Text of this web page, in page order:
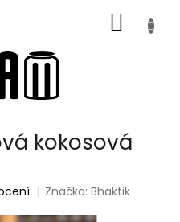
KOŠÍK
kokosová
Značka:Bhaktik